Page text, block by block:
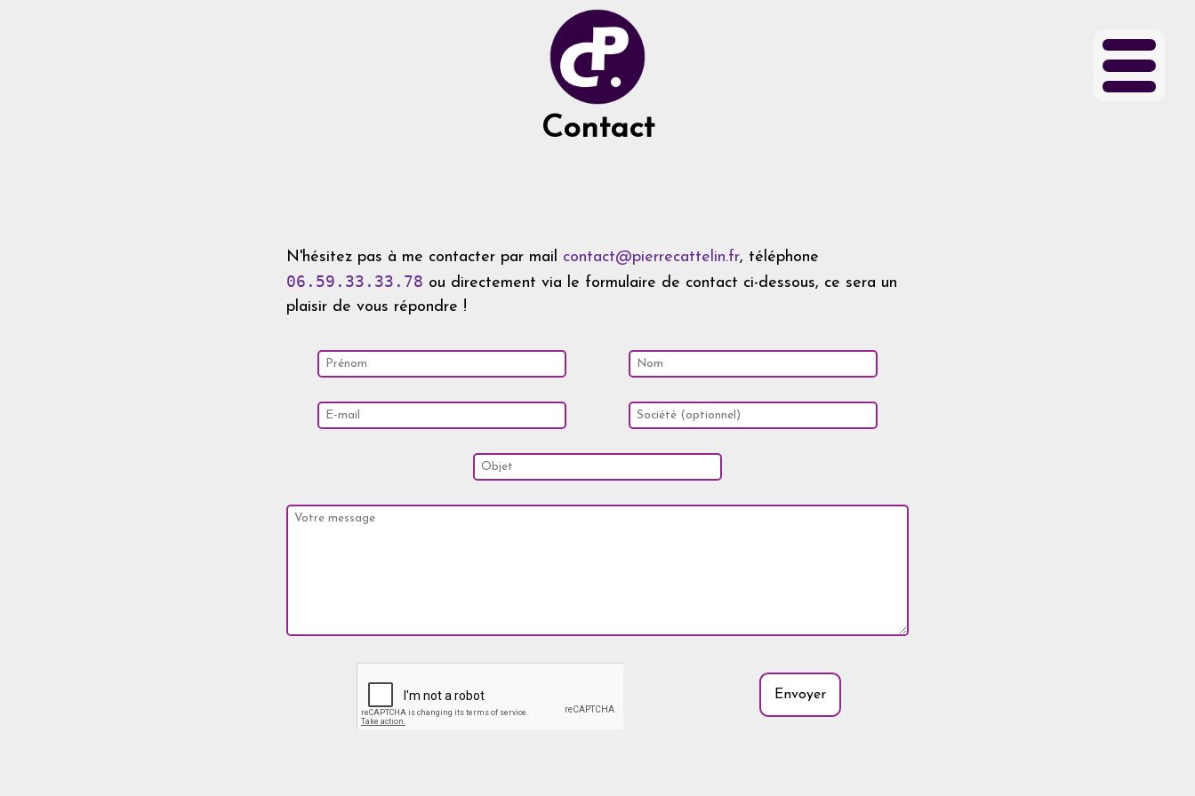
Contact
N'hésitez pas à me contacter par mail contact@pierrecattelin.fr, téléphone
06.59.33.33.78 ou directement via le formulaire de contact ci-dessous, ce sera un
plaisir de vous répondre !